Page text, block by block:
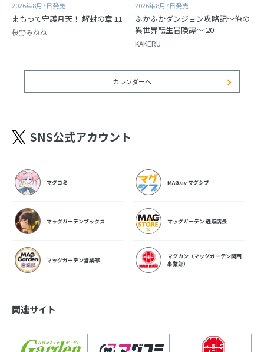
2026年8月7日発売
まもって守護月天！ 解封の章 11
桜野みねね
2026年8月7日発売
ふかふかダンジョン攻略記～俺の
異世界転生冒険譚～ 20
KAKERU
カレンダーへ
SNS公式アカウント
マグコミ MAGxiv マグシブ
マッグガーデンブックス マッグガーデン 通販店長
マッグガーデン営業部
マグカン（マッグガーデン関西
事業部）
関連サイト